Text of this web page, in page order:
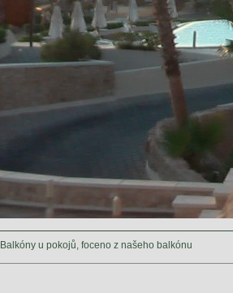
Balkóny u pokojů, foceno z našeho balkónu